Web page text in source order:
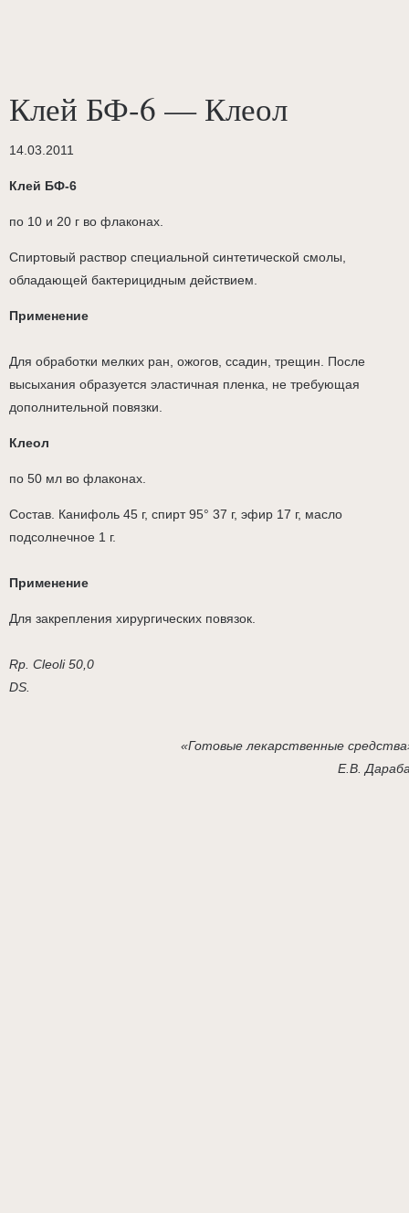
Клей БФ-6 — Клеол
14.03.2011
Клей БФ-6
по 10 и 20 г во флаконах.
Спиртовый раствор специальной синтетической смолы,
обладающей бактерицидным действием.
Применение
Для обработки мелких ран, ожогов, ссадин, трещин. После
высыхания образуется эластичная пленка, не требующая
дополнительной повязки.
Клеол
по 50 мл во флаконах.
Состав. Канифоль 45 г, спирт 95° 37 г, эфир 17 г, масло
подсолнечное 1 г.
Применение
Для закрепления хирургических повязок.
Rp. Cleoli 50,0
DS.
«Готовые лекарственные
Е.В.